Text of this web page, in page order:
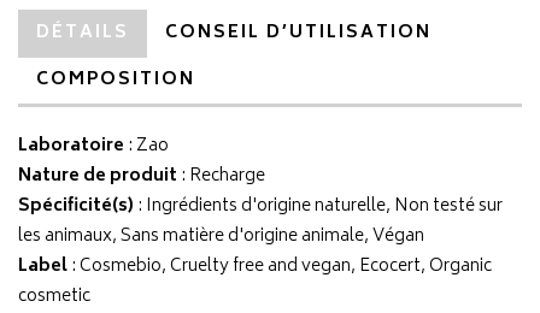
DÉTAILS
CONSEIL D’UTILISATION
COMPOSITION
Laboratoire : Zao
Nature de produit : Recharge
Spécificité(s) : Ingrédients d'origine naturelle, Non testé sur
les animaux, Sans matière d'origine animale, Végan
Label: Cosmebio, Cruelty free and vegan, Ecocert, Organic
cosmetic